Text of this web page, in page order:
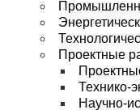
Проектные
Технико-
Научно-